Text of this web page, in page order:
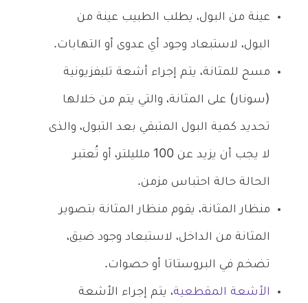
عينة من البول، يطلب الطبيب عينة من
البول، لاستبعاد وجود أي عدوى أو التهابات.
مسح للمثانة، يتم إجراء أشعة تليفزيونية
(سونار) على المثانة، والتي يتم من خلالها
تحديد كمية البول المتبقي بعد التبول، والذى
لا يجب أن يزيد عن 100 ملليلتر، أو تُعتبر
الحالة حالة احتباس مزمن.
منظار المثانة، يقوم منظار المثانة بتصوير
المثانة من الداخل، لاستبعاد وجود ضيق،
تضخم في البروستاتا أو حصوات.
الأشعة المقطعية، يتم إجراء الأشعة